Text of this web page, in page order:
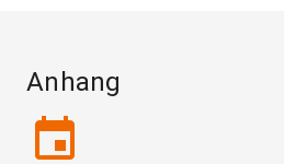
Anhang
event